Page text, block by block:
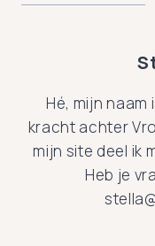
Hé, mijn naam
kracht achter
mijn site deel ik
Heb je